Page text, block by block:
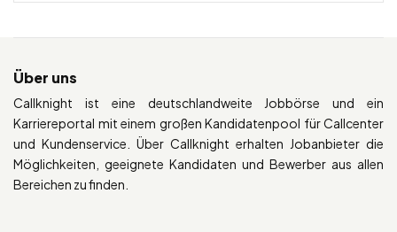
Über uns
Callknight ist eine deutschlandweite Jobbörse und ein
Karriereportal mit einem großen Kandidatenpool für Callcenter
und Kundenservice. Über Callknight erhalten Jobanbieter die
Möglichkeiten, geeignete Kandidaten und Bewerber aus allen
Bereichen zu finden.